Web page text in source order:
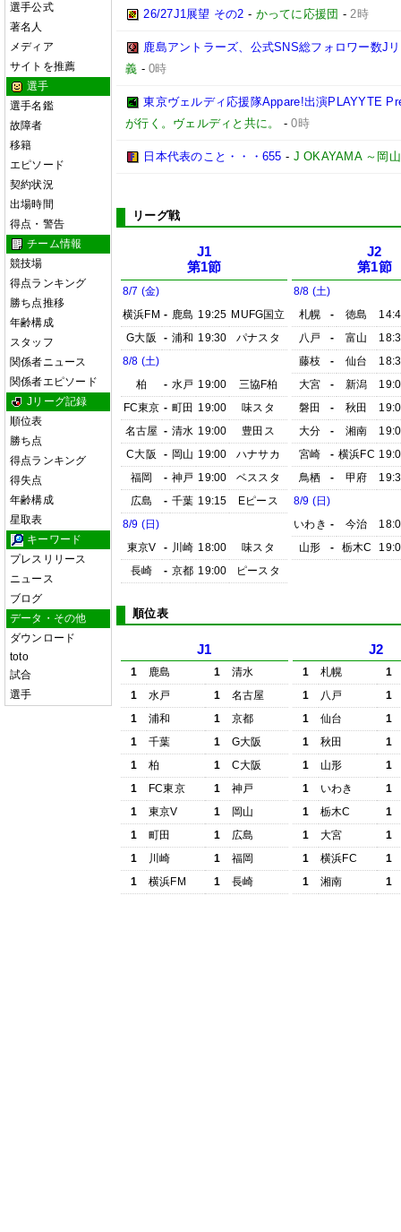
選手公式
著名人
メディア
サイトを推薦
選手
選手名鑑
故障者
移籍
エピソード
契約状況
出場時間
得点・警告
チーム情報
競技場
得点ランキング
勝ち点推移
年齢構成
スタッフ
関係者ニュース
関係者エピソード
Jリーグ記録
順位表
勝ち点
得点ランキング
得失点
年齢構成
星取表
キーワード
プレスリリース
ニュース
ブログ
データ・その他
ダウンロード
toto
試合
選手
26/27J1展望 その2 - かってに応援団 -2時
鹿島アントラーズ、公式SNS総フォロワー数J
義 -0時
東京ヴェルディ応援隊Appare!出演PLAYYTE
が行く。ヴェルディと共に。
-0時
日本代表のこと・・・655 - J OKAYAMA ～岡
リーグ戦
J1
第1節
8/7 (金)
横浜FM - 鹿島 19:25 MUFG国立
G大阪
- 浦和 19:30
パナスタ
8/8 (土)
柏
- 水戸 19:00
三協F柏
FC東京 - 町田 19:00
味スタ
名古屋 - 清水 19:00
豊田ス
C大阪
- 岡山 19:00
ハナサカ
福岡
- 神戸 19:00
ベススタ
広島
- 千葉 19:15
Eピース
8/9 (日)
東京V
- 川崎 18:00
味スタ
長崎
- 京都 19:00 ピースタ
J2
第1節
8/8 (土)
札幌
- 徳島
八戸
- 富山
藤枝
- 仙台
大宮
- 新潟
磐田
- 秋田
大分
- 湘南
宮崎
- 横浜FC
鳥栖
- 甲府
8/9 (日)
いわき - 今治
山形
- 栃木C
順位表
J1
1 鹿島 1
清水
1
水戸 1
名古屋
1
浦和 1
京都
1
千葉 1
G大阪
1
柏 1
C大阪
1
FC東京 1
神戸
1
東京V 1
岡山
1
町田 1
広島
1
川崎 1
福岡
1
横浜FM 1 長崎
J2
1 札幌
1
1
八戸
1
1
仙台
1
1
秋田
1
1
山形
1
1
いわき
1
1
栃木C
1
1
大宮
1
1
横浜FC
1
1
湘南 1